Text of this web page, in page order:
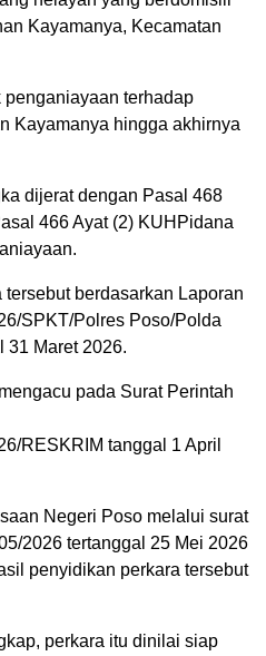
Kayamanya, Kecamatan
penganiayaan terhadap
Kayamanya hingga akhirnya
dijerat dengan Pasal 468
466 Ayat (2) KUHPidana
berdasarkan Laporan
SPKT/Polres Poso/Polda
31 Maret 2026.
pada Surat Perintah
RESKRIM tanggal 1 April
Negeri Poso melalui surat
2026 tertanggal 25 Mei 2026
penyidikan perkara tersebut
perkara itu dinilai siap